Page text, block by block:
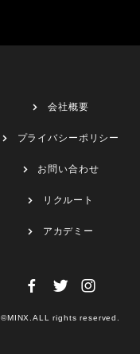
会社概要
プライバシーポリシー
お問い合わせ
リクルート
アカデミー
©MINX.ALL rights reserved.